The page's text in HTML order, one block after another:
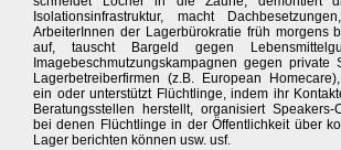
Isolationsinfrastruktur, macht
ArbeiterInnen der Lagerbürokratie früh morgens
auf, tauscht Bargeld gegen
Imagebeschmutzungskampagnen gegen private
Lagerbetreiberfirmen (z.B. European
ein oder unterstützt Flüchtlinge, indem ihr
Beratungsstellen herstellt, organisiert Speakers-
bei denen Flüchtlinge in der Öffentlichkeit über
Lager berichten können usw. usf.